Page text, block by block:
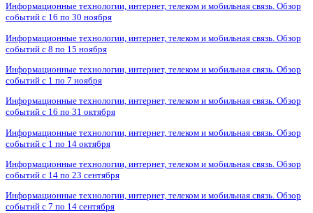
Информационные технологии, интернет, телеком и мобильная связь. Обзор
событий с 16 по 30 ноября
Информационные технологии, интернет, телеком и мобильная связь. Обзор
событий с 8 по 15 ноября
Информационные технологии, интернет, телеком и мобильная связь. Обзор
событий с 1 по 7 ноября
Информационные технологии, интернет, телеком и мобильная связь. Обзор
событий с 16 по 31 октября
Информационные технологии, интернет, телеком и мобильная связь. Обзор
событий с 1 по 14 октября
Информационные технологии, интернет, телеком и мобильная связь. Обзор
событий с 14 по 23 сентября
Информационные технологии, интернет, телеком и мобильная связь. Обзор
событий с 7 по 14 сентября